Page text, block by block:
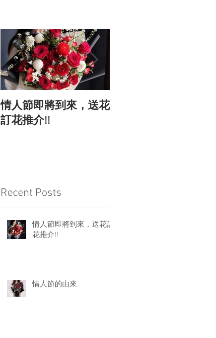
情人節即將到來，送花
訂花推介!!
Recent Posts
情人節即將到來，送花訂
花推介!!
情人節的由來